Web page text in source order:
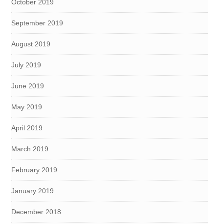
October 2019
September 2019
August 2019
July 2019
June 2019
May 2019
April 2019
March 2019
February 2019
January 2019
December 2018